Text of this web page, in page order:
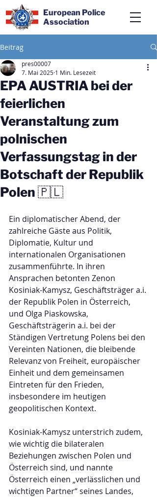
European Police
Association
Beitrag
EPA AUSTRIA bei der
feierlichen
Veranstaltung zum
polnischen
Verfassungstag in der
Botschaft der Republik
Polen 🇵🇱
pres00007
7. Mai 2025 1 Min. Lesezeit
Ein diplomatischer Abend, der
zahlreiche Gäste aus Politik,
Diplomatie, Kultur und
internationalen Organisationen
zusammenführte. In ihren
Ansprachen betonten Zenon
Kosiniak-Kamysz, Geschäftsträger a.i.
der Republik Polen in Österreich,
und Olga Piaskowska,
Geschäftsträgerin a.i. bei der
Ständigen Vertretung Polens bei den
Vereinten Nationen, die bleibende
Relevanz von Freiheit, europäischer
Einheit und dem gemeinsamen
Eintreten für den Frieden,
insbesondere im heutigen
geopolitischen Kontext.
Kosiniak-Kamysz unterstrich zudem,
wie wichtig die bilateralen
Beziehungen zwischen Polen und
Österreich sind, und nannte
Österreich einen „verlässlichen und
wichtigen Partner“ seines Landes,